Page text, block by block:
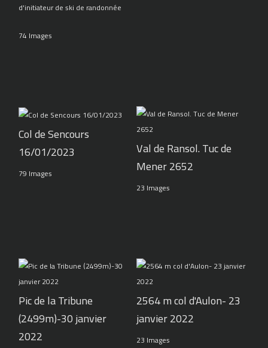
d'initiateur de ski de randonnée
74 Images
Col de Sencours
16/01/2023
79 Images
Val de Ransol. Tuc de
Mener 2652
23 Images
Pic de la Tribune
(2499m)-30 janvier
2022
2564 m col d'Aulon- 23
janvier 2022
23 Images